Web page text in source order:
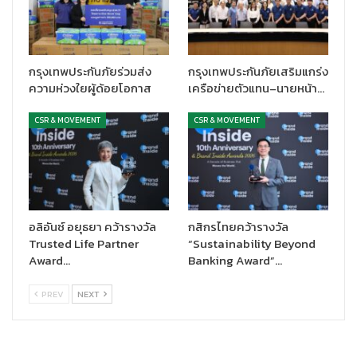
กรุงเทพประกันภัยร่วมส่ง
ความห่วงใยผู้ด้อยโอกาส
กรุงเทพประกันภัยเสริมแกร่ง
เครือข่ายตัวแทน–นายหน้า…
CSR & MOVEMENT
อลิอันซ์ อยุธยา คว้ารางวัล
Trusted Life Partner
Award…
CSR & MOVEMENT
กสิกรไทยคว้ารางวัล
“Sustainability Beyond
Banking Award”…
PREV NEXT